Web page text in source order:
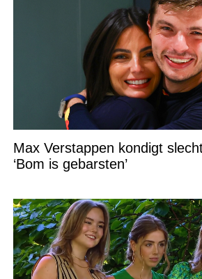
Max Verstappen kondigt
‘Bom is gebarsten’